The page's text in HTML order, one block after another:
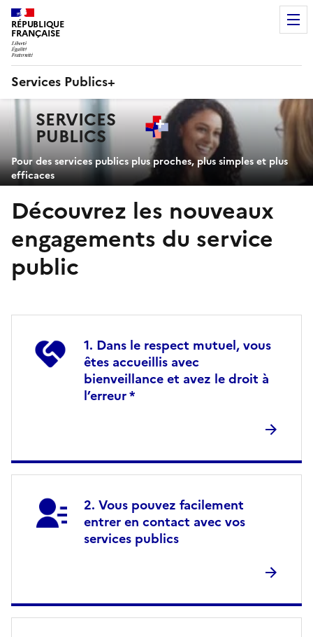
RÉPUBLIQUE
FRANÇAISE
Services Publics+
principaleSERVICES
PUBLICS+
Pour des services publics plus proches, plus simples et plus
efficaces
Découvrez les nouveaux
engagements du service
public
Dans le respect mutuel, vous
êtes accueillis avec
bienveillance et avez le droit à
l’erreur *
Vous pouvez facilement
entrer en contact avec vos
services publics